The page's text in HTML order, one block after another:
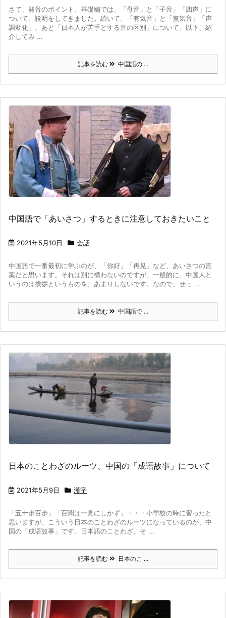
さて、発音のポイント、基礎編では、「母音」と「子音」「四声」に
ついて、説明をしてきました。続いて、「有気音」と「無気音」「声
調変化」、あと「日本人が苦手とする音の区別」について、以下、紹
介してみ ...
記事を読む 中国語の ...
中国語で「あいさつ」するときに注意しておきたいこと
2021年5月10日 会話
中国語で一番最初に学ぶのが、「你好」「再见」など、あいさつの言
葉だと思います。 それは別に構わないのですが、一般的に、中国人と
いうのは挨拶というものを、あまりしないです。なので、せっ ...
記事を読む 中国語で ...
日本のことわざのルーツ、中国の「成语故事」について
2021年5月9日 漢字
「五十步百步」「百聞は一見にしかず」・・・ 小学校の時に習ったと
思いますが、こういう日本のことわざのルーツになっているのが、中
国の「成语故事」です。
日本語のことわざ、そ ...
記事を読む 日本のこ ...